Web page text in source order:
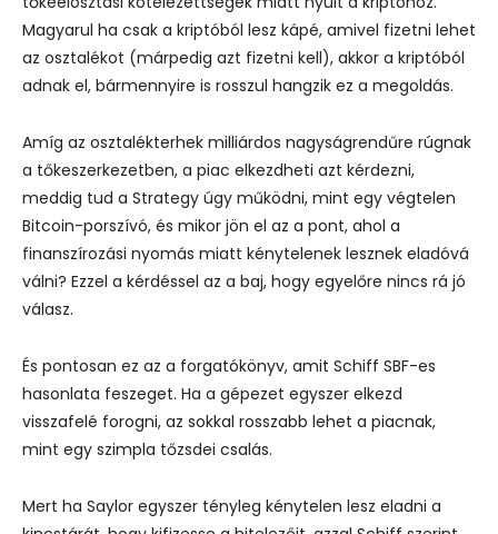
Magyarul ha csak a kriptóból lesz kápé, amivel fizetni lehet
az osztalékot (márpedig azt fizetni kell), akkor a kriptóból
adnak el, bármennyire is rosszul hangzik ez a megoldás.
Amíg az osztalékterhek milliárdos nagyságrendűre rúgnak
a tőkeszerkezetben, a piac elkezdheti azt kérdezni,
meddig tud a Strategy úgy működni, mint egy végtelen
Bitcoin-porszívó, és mikor jön el az a pont, ahol a
finanszírozási nyomás miatt kénytelenek lesznek eladóvá
válni? Ezzel a kérdéssel az a baj, hogy egyelőre nincs rá jó
válasz.
És pontosan ez az a forgatókönyv, amit Schiff SBF-es
hasonlata feszeget. Ha a gépezet egyszer elkezd
visszafelé forogni, az sokkal rosszabb lehet a piacnak,
mint egy szimpla tőzsdei csalás.
Mert ha Saylor egyszer tényleg kénytelen lesz eladni a